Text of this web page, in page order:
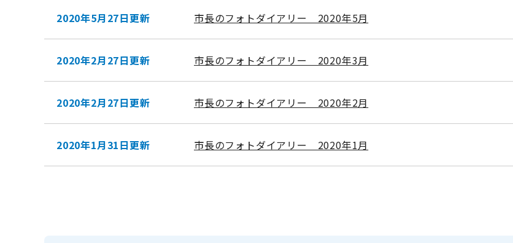
2020年5月27日更新 市長のフォトダイアリー 2020年5月
2020年2月27日更新 市長のフォトダイアリー 2020年3月
2020年2月27日更新 市長のフォトダイアリー 2020年2月
2020年1月31日更新 市長のフォトダイアリー 2020年1月